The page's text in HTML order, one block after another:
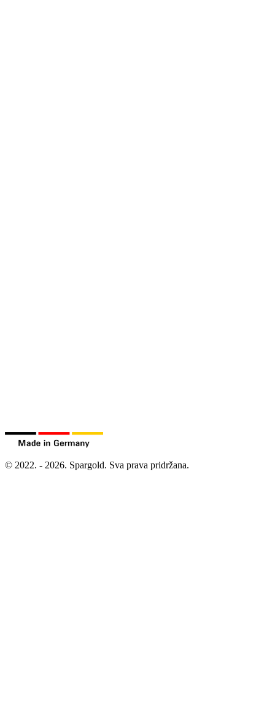
© 2022. - 2026. Spargold. Sva prava pridržana.